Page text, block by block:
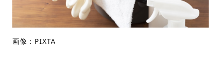
画像：PIXTA